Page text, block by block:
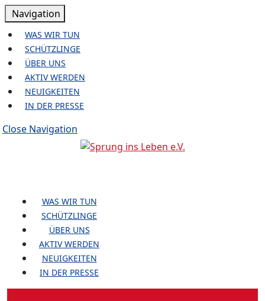
Zum
Inhalt
springen
Navigation
WAS WIR TUN
SCHÜTZLINGE
ÜBER UNS
AKTIV WERDEN
NEUIGKEITEN
IN DER PRESSE
Close Navigation
Navigation
WAS WIR TUN
SCHÜTZLINGE
ÜBER UNS
AKTIV WERDEN
NEUIGKEITEN
IN DER PRESSE